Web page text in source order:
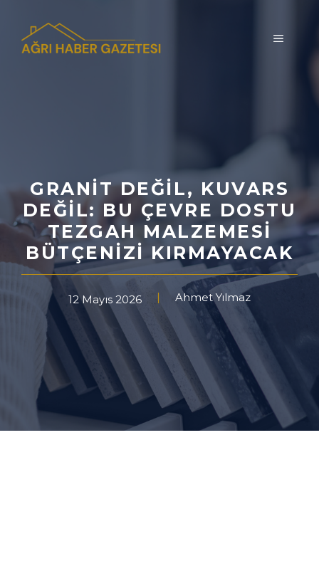
MENÜ
GRANIT DEĞIL, KUVARS
DEĞIL: BU ÇEVRE DOSTU
TEZGAH MALZEMESI
BÜTÇENIZI KIRMAYACAK
12 Mayıs 2026 Ahmet Yılmaz